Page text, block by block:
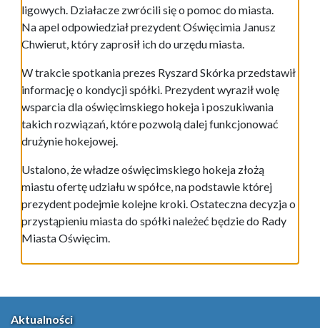
ligowych. Działacze zwrócili się o pomoc do miasta.
Na apel odpowiedział prezydent Oświęcimia Janusz
Chwierut, który zaprosił ich do urzędu miasta.
W trakcie spotkania prezes Ryszard Skórka przedstawił
informację o kondycji spółki. Prezydent wyraził wolę
wsparcia dla oświęcimskiego hokeja i poszukiwania
takich rozwiązań, które pozwolą dalej funkcjonować
drużynie hokejowej.
Ustalono, że władze oświęcimskiego hokeja złożą
miastu ofertę udziału w spółce, na podstawie której
prezydent podejmie kolejne kroki. Ostateczna decyzja o
przystąpieniu miasta do spółki należeć będzie do Rady
Miasta Oświęcim.
Aktualności